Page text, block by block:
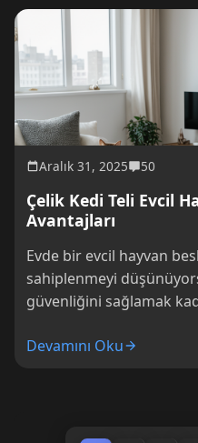
Aralık 31, 2025 50
Çelik Kedi Teli Evcil
Avantajları
Evde bir evcil hayvan
sahiplenmeyi
güvenliğini sağlamak
Devamını Oku